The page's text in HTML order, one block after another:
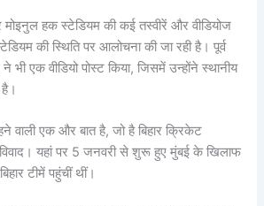
मोइनुल हक स्टेडियम की कई तस्वीरें और वीडियोज
की स्थिति पर आलोचना की जा रही है। पूर्व
एक वीडियो पोस्ट किया, जिसमें उन्होंने स्थानीय
वाली एक और बात है, जो है बिहार क्रिकेट
यहां पर 5 जनवरी से शुरू हुए मुंबई के खिलाफ
टीमें पहुंचीं थीं।